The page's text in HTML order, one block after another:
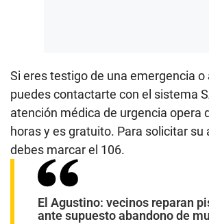
Si eres testigo de una emergencia o
puedes contactarte con el sistema
atención médica de urgencia opera
horas y es gratuito. Para solicitar su
debes marcar el 106.
El Agustino: vecinos reparan
ante supuesto abandono de